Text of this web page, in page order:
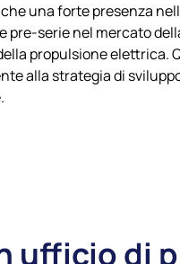
una forte presenza
pre-serie nel mercato
propulsione elettrica.
alla strategia di
ufficio di